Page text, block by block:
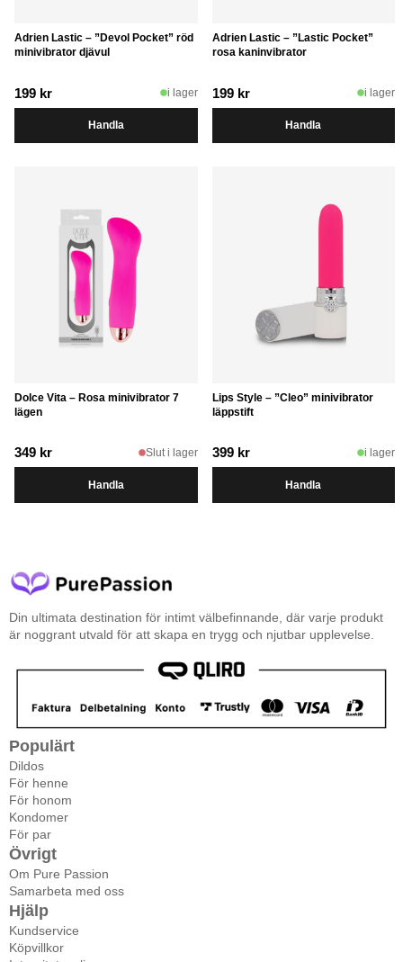
Adrien Lastic – ”Devol Pocket” röd
minivibrator djävul
199 kr i lager
Handla
Adrien Lastic – ”Lastic Pocket”
rosa kaninvibrator
199 kr i lager
Handla
Dolce Vita – Rosa minivibrator 7
lägen
349 kr Slut i lager
Handla
Lips Style – ”Cleo” minivibrator
läppstift
399 kr i lager
Handla
Din ultimata destination för intimt välbefinnande, där varje produkt
är noggrant utvald för att skapa en trygg och njutbar upplevelse.
Populärt
Dildos
För henne
För honom
Kondomer
För par
Övrigt
Om Pure Passion
Samarbeta med oss
Hjälp
Kundservice
Köpvillkor